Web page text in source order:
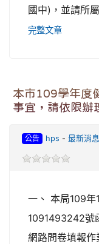
國中)，並請所
完整文章
本市109學年度
事宜，請依限辦
公告 hps - 最新消息
一、 本局109
1091493242號
網路問卷填報